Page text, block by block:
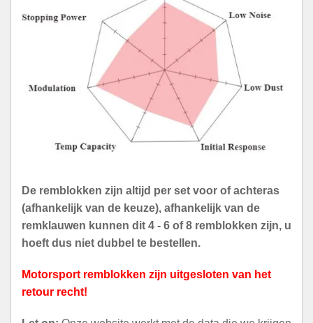
De remblokken zijn altijd per set voor of achteras
(afhankelijk van de keuze), afhankelijk van de
remklauwen kunnen dit 4 - 6 of 8 remblokken zijn, u
hoeft dus niet dubbel te bestellen.
Motorsport remblokken zijn uitgesloten van het
retour recht!